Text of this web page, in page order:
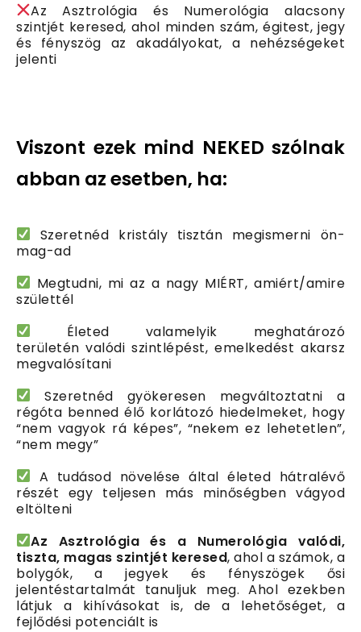
Az Asztrológia és Numerológia alacsony
szintjét keresed, ahol minden szám, égitest, jegy
és fényszög az akadályokat, a nehézségeket
jelenti
Viszont ezek mind NEKED szólnak
abban az esetben, ha:
Szeretnéd kristály tisztán megismerni ön-
mag-ad
Megtudni, mi az a nagy MIÉRT, amiért/amire
születtél
Életed valamelyik meghatározó
területénvalódi szintlépést, emelkedést akarsz
megvalósítani
Szeretnéd gyökeresen megváltoztatni a
régóta benned élő korlátozó hiedelmeket, hogy
“nem vagyok rá képes”, “nekem ez lehetetlen”,
“nem megy”
A tudásod növelése általéleted hátralévő
részét egy teljesen más minőségben vágyod
eltölteni
Az Asztrológia és a Numerológia valódi,
tiszta, magas szintjét keresed, ahol a számok, a
bolygók, a jegyek és fényszögek ősi
jelentéstartalmát tanuljuk meg. Ahol ezekben
látjuk a kihívásokat is, de a lehetőséget, a
fejlődési potenciált is